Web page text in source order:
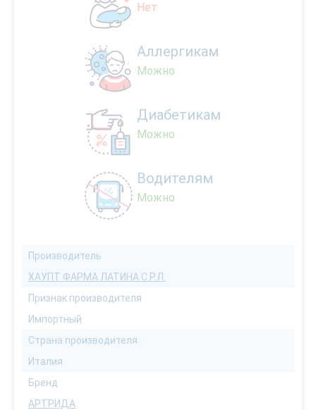
Нет
Аллергикам
Можно
Диабетикам
Можно
Водителям
Можно
Производитель
ХАУПТ ФАРМА ЛАТИНА С.Р.Л.
Признак производителя
Импортный
Страна производителя
Италия
Бренд
АРТРИДА